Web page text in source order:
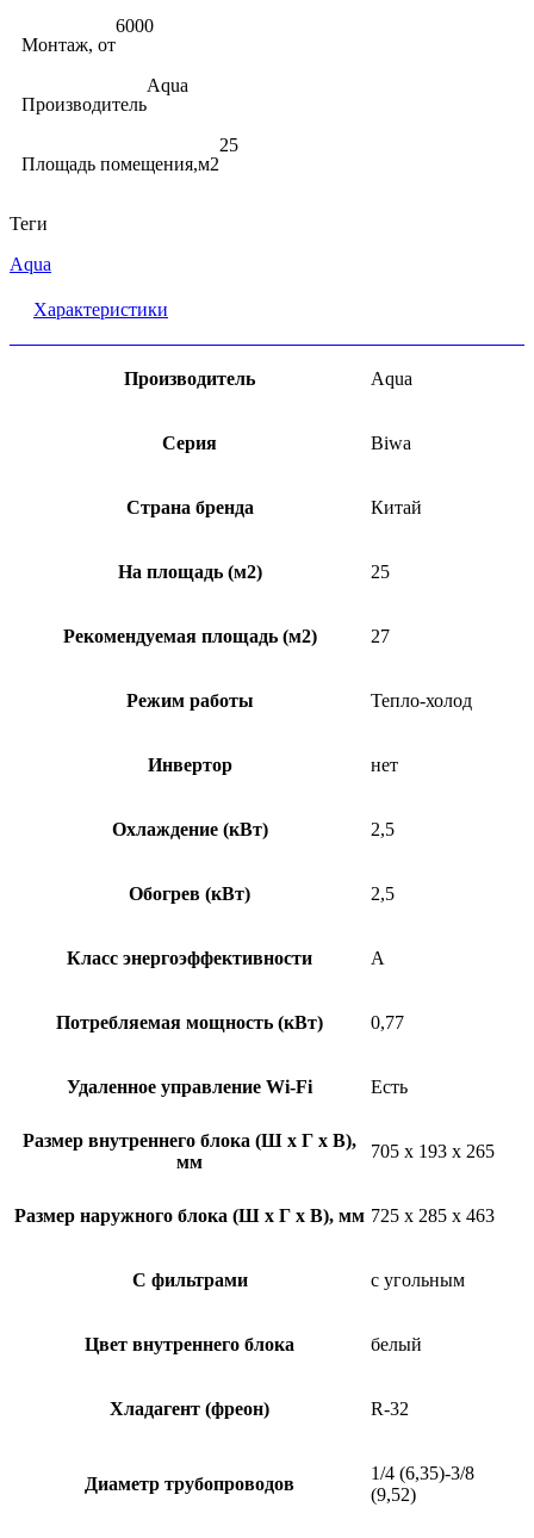
Монтаж, от
6000
Производитель
Aqua
Площадь помещения,м2
25
Теги
Aqua
Характеристики
Производитель Aqua
Серия Biwa
Страна бренда Китай
На площадь (м2) 25
Рекомендуемая площадь (м2) 27
Режим работы Тепло-холод
Инвертор нет
Охлаждение (кВт) 2,5
Обогрев (кВт) 2,5
Класс энергоэффективности A
Потребляемая мощность (кВт) 0,77
Удаленное управление Wi-Fi Есть
Размер внутреннего блока (Ш x Г x В),
мм
705 x 193 x 265
Размер наружного блока (Ш x Г x В), мм 725 x 285 x 463
С фильтрами с угольным
Цвет внутреннего блока белый
Хладагент (фреон) R-32
Диаметр трубопроводов
1/4 (6,35)-3/8
(9,52)